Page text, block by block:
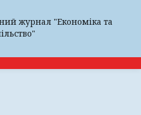
журнал "Економіка та